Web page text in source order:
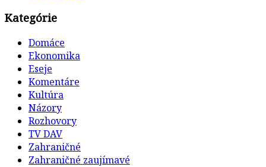
Kategórie
Domáce
Ekonomika
Eseje
Komentáre
Kultúra
Názory
Rozhovory
TV DAV
Zahraničné
Zahraničné zaujímavé